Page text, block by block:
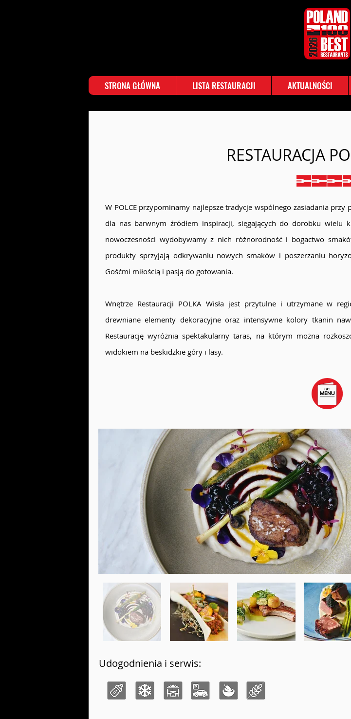
STRONA GŁÓWNA LISTA RESTAURACJI AKTUALNOŚCI
RESTAURACJA
W POLCE przypominamy najlepsze tradycje wspólnego zasiadania
dla nas barwnym źródłem inspiracji, sięgających do dorobku wielu
nowoczesności wydobywamy z nich różnorodność i bogactwo
produkty sprzyjają odkrywaniu nowych smaków i poszerzaniu
Gośćmi miłością i pasją do gotowania.
Wnętrze Restauracji POLKA Wisła jest przytulne i utrzymane w
drewniane elementy dekoracyjne oraz intensywne kolory tkanin
Restaurację wyróżnia spektakularny taras, na którym można
widokiem na beskidzkie góry i lasy.
Udogodnienia i serwis: